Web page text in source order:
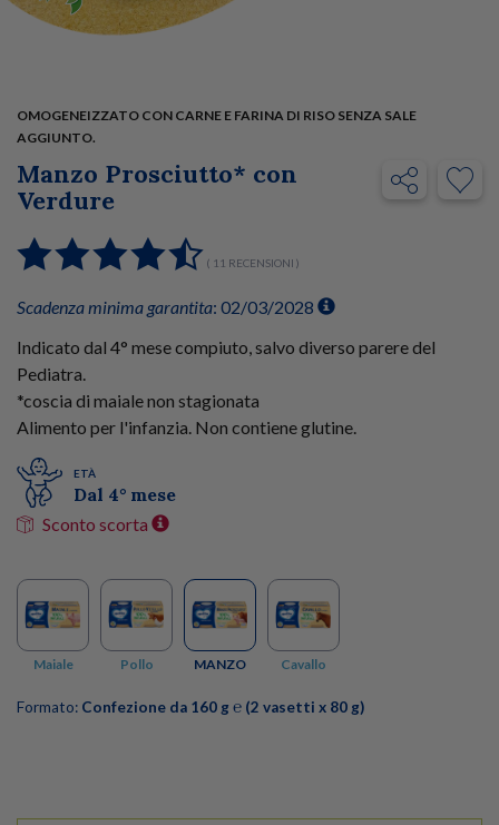
OMOGENEIZZATO CON CARNE E FARINA DI RISO SENZA SALE
AGGIUNTO.
Manzo Prosciutto* con
Verdure
( 11 RECENSIONI )
Scadenza minima garantita: 02/03/2028
Indicato dal 4° mese compiuto, salvo diverso parere del
Pediatra.
*coscia di maiale non stagionata
Alimento per l'infanzia. Non contiene glutine.
ETÀ
Dal 4° mese
Sconto scorta
Maiale Pollo MANZO Cavallo
Formato: Confezione da 160 g ℮ (2 vasetti x 80 g)